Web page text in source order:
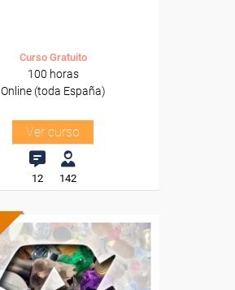
Curso Gratuito
100 horas
Online (toda España)
Ver curso
12 142
Formación 100%
subvencionada.